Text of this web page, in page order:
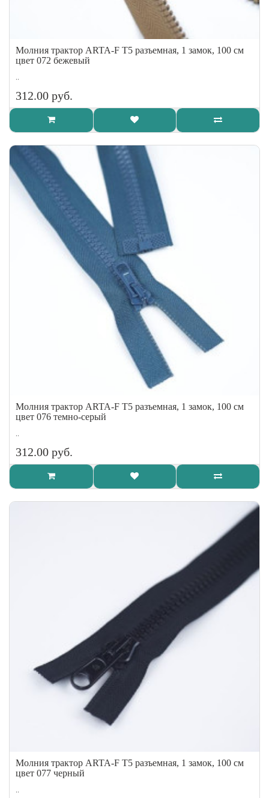
Молния трактор ARTA-F Т5 разъемная, 1 замок, 100 см
цвет 072 бежевый
..
312.00 руб.
Молния трактор ARTA-F Т5 разъемная, 1 замок, 100 см
цвет 076 темно-серый
..
312.00 руб.
Молния трактор ARTA-F Т5 разъемная, 1 замок, 100 см
цвет 077 черный
..